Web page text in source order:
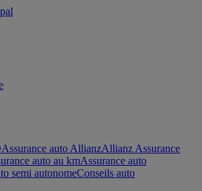
Assurance auto AllianzAllianz Assurance
auto au kmAssurance auto
semi autonomeConseils auto